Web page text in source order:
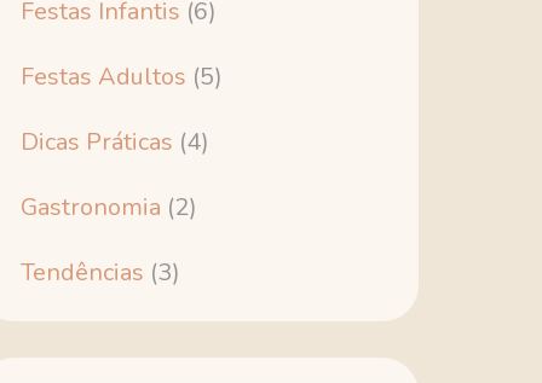
Festas Infantis (6)
Festas Adultos (5)
Dicas Práticas (4)
Gastronomia (2)
Tendências (3)